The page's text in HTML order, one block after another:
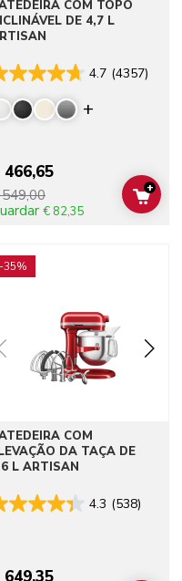
CART
COM TOPO
DE 4,7 L
4.7 (4357)
Display
466,65
€ 82,35
ADD
+
-35%
COM
DA TAÇA DE
L ARTISAN
4.3 (538)